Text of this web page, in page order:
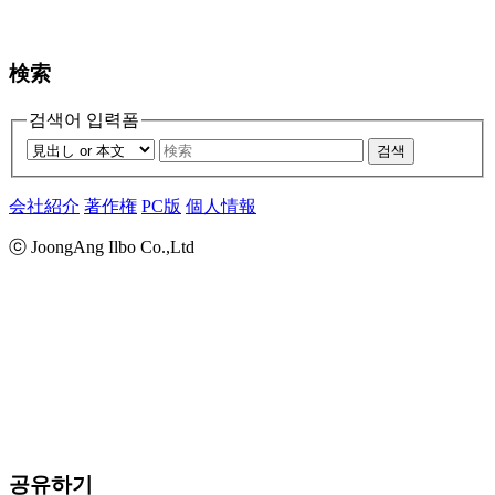
検索
검색어 입력폼
검색
会社紹介 著作権 PC版 個人情報
ⓒ JoongAng Ilbo Co.,Ltd
공유하기